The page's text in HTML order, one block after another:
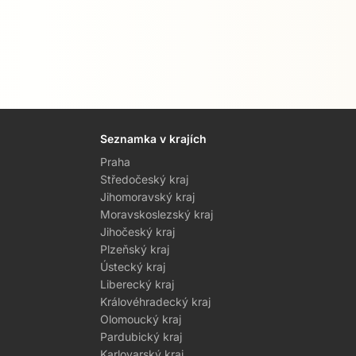
Seznamka v krajích
Praha
Středočeský kraj
Jihomoravský kraj
Moravskoslezský kraj
Jihočeský kraj
Plzeňský kraj
Ústecký kraj
Liberecký kraj
Královéhradecký kraj
Olomoucký kraj
Pardubický kraj